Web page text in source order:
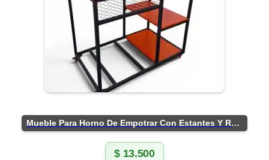
Mueble Para Horno De Empotrar Con Estantes Y Ruedas
$13.500